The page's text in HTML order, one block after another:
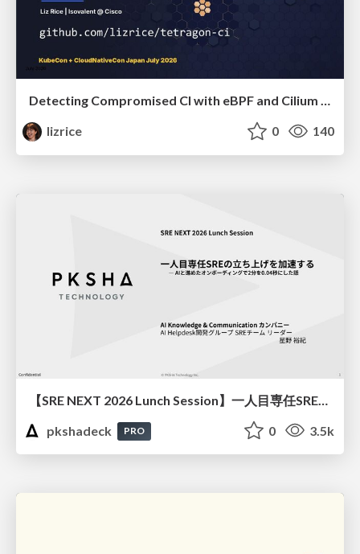
Detecting Compromised CI with eBPF and Cilium Tetragon
lizrice
0 140
pkshadeck
PRO 0 3.5k